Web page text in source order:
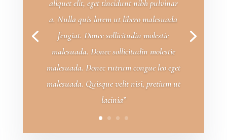
aliquet elit, eget tincidunt nibh pulvinar
a. Nulla quis lorem ut libero malesuada
feugiat. Donec sollicitudin molestie
malesuada. Donec sollicitudin molestie
malesuada. Donec rutrum congue leo eget
malesuada. Quisque velit nisi, pretium ut
lacinia”